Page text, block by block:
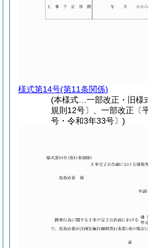
様式第14号(第11条関係)
(本様式…一部改正・旧様
規則12号〕、一部改正〔
号・令和3年33号〕)